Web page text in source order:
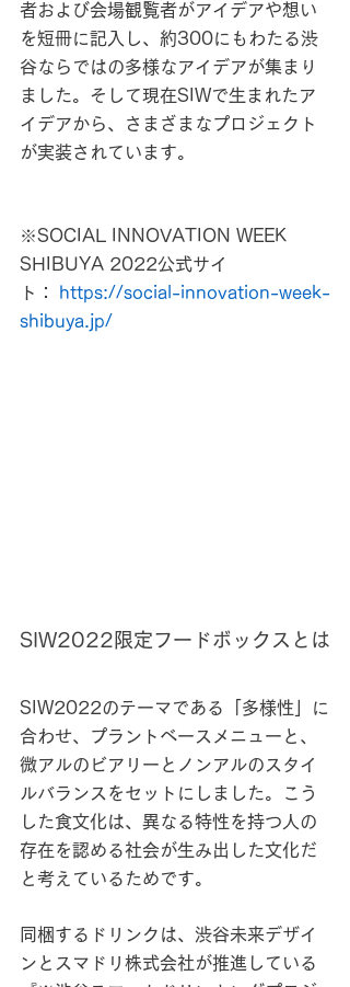
者および会場観覧者がアイデアや想い
を短冊に記入し、約300にもわたる渋
谷ならではの多様なアイデアが集まり
ました。そして現在SIWで生まれたア
イデアから、さまざまなプロジェクト
が実装されています。
※SOCIAL INNOVATION WEEK
SHIBUYA 2022公式サイ
ト：
https://social-innovation-week-
shibuya.jp/
SIW2022限定フードボックスとは
SIW2022のテーマである「多様性」に
合わせ、プラントベースメニューと、
微アルのビアリーとノンアルのスタイ
ルバランスをセットにしました。こう
した食文化は、異なる特性を持つ人の
存在を認める社会が生み出した文化だ
と考えているためです。
同梱するドリンクは、渋谷未来デザイ
ンとスマドリ株式会社が推進している